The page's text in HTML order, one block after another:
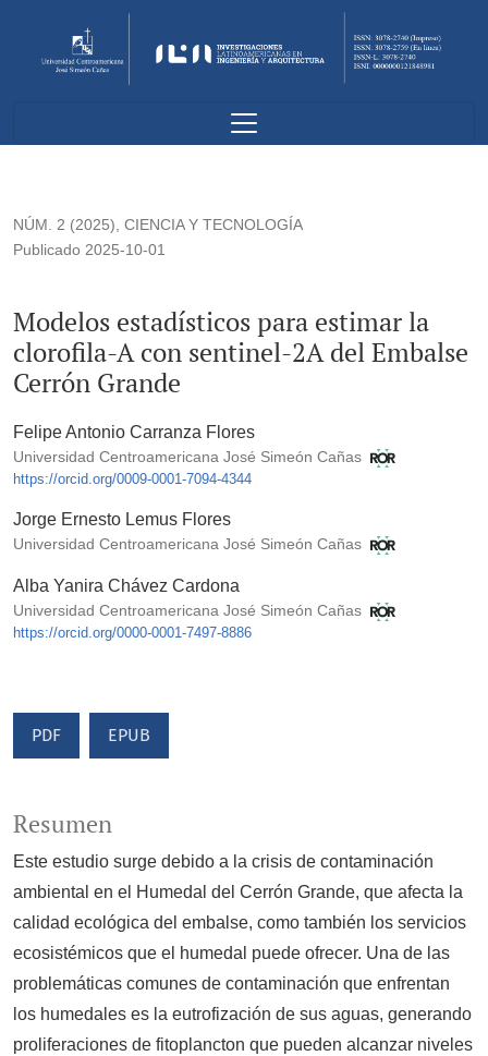
Modelos estadísticos para estimar la clorofila-A con
NÚM. 2 (2025) CIENCIA Y TECNOLOGÍA
Modelos estadísticos para estimar la
clorofila-A con sentinel-2A del Embalse
Cerrón Grande
Publicado 2025-10-01
Felipe Antonio Carranza Flores
Universidad Centroamericana José Simeón Cañas
https://orcid.org/0009-0001-7094-4344
Jorge Ernesto Lemus Flores
Universidad Centroamericana José Simeón Cañas
Alba Yanira Chávez Cardona
Universidad Centroamericana José Simeón Cañas
https://orcid.org/0000-0001-7497-8886
PDF EPUB
Resumen
Este estudio surge debido a la crisis de contaminación
ambiental en el Humedal del Cerrón Grande, que afecta la
calidad ecológica del embalse, como también los servicios
ecosistémicos que el humedal puede ofrecer. Una de las
problemáticas comunes de contaminación que enfrentan
los humedales es la eutrofización de sus aguas, generando
proliferaciones de fitoplancton que pueden alcanzar niveles